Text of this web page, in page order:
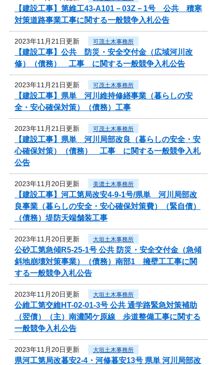
【建設工事】第維工43-A101－03Z－1号 公共 積寒
対策道路事業工事に関する一般競争入札公告
2023年11月21日更新 可茂土木事務所
【建設工事】公共 防災・安全交付金（広域河川改
修）（債務） 工事 に関する一般競争入札公告
2023年11月21日更新 可茂土木事務所
【建設工事】県単 河川維持修繕事業（暮らしの安
全・安心確保対策）（債務）工事
2023年11月21日更新 可茂土木事務所
【建設工事】県単 河川局部改良（暮らしの安全・安
心確保対策）（債務） 工事 に関する一般競争入札
公告
2023年11月20日更新 美濃土木事務所
【建設工事】河工第局改安4-9-1号/県単 河川局部改
良事業（暮らしの安全・安心確保対策費）（緊自債）
（債務）堤防天端舗装工事
2023年11月20日更新 大垣土木事務所
公砂工第急傾R5-25-1号 公共 防災・安全交付金（急傾
斜地崩壊対策事業）（債務）南部1 擁壁工工事に関
する一般競争入札公告
2023年11月20日更新 大垣土木事務所
公維工第交維HT-02-01-3号 公共 通学路緊急対策補助
（翌債）（主）南濃関ケ原線 歩道整備工事に関する
一般競争入札公告
2023年11月20日更新 大垣土木事務所
県河工第局改暮安2-4・河修暮安13号 県単 河川局部改